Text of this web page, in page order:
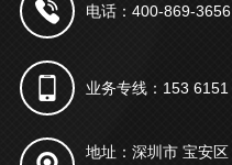
电话：400-869-3656
业务专线：153 6151
地址：深圳市 宝安